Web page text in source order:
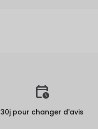
30j pour changer d'avis